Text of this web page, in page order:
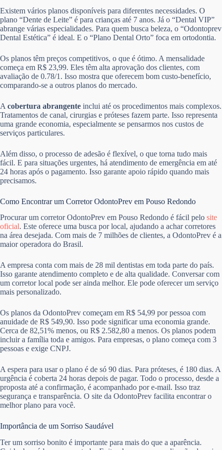
Existem vários planos disponíveis para diferentes necessidades. O
plano “Dente de Leite” é para crianças até 7 anos. Já o “Dental VIP”
abrange várias especialidades. Para quem busca beleza, o “Odontoprev
Dental Estética” é ideal. E o “Plano Dental Orto” foca em ortodontia.
Os planos têm preços competitivos, o que é ótimo. A mensalidade
começa em R$ 23,99. Eles têm alta aprovação dos clientes, com
avaliação de 0.78/1. Isso mostra que oferecem bom custo-benefício,
comparando-se a outros planos do mercado.
A cobertura abrangente inclui até os procedimentos mais complexos.
Tratamentos de canal, cirurgias e próteses fazem parte. Isso representa
uma grande economia, especialmente se pensarmos nos custos de
serviços particulares.
Além disso, o processo de adesão é flexível, o que torna tudo mais
fácil. E para situações urgentes, há atendimento de emergência em até
24 horas após o pagamento. Isso garante apoio rápido quando mais
precisamos.
Como Encontrar um Corretor OdontoPrev em Pouso Redondo
Procurar um corretor OdontoPrev em Pouso Redondo é fácil pelo site
oficial. Este oferece uma busca por local, ajudando a achar corretores
na área desejada. Com mais de 7 milhões de clientes, a OdontoPrev é a
maior operadora do Brasil.
A empresa conta com mais de 28 mil dentistas em toda parte do país.
Isso garante atendimento completo e de alta qualidade. Conversar com
um corretor local pode ser ainda melhor. Ele pode oferecer um serviço
mais personalizado.
Os planos da OdontoPrev começam em R$ 54,99 por pessoa com
anuidade de R$ 549,90. Isso pode significar uma economia grande.
Cerca de 82,51% menos, ou R$ 2.582,80 a menos. Os planos podem
incluir a família toda e amigos. Para empresas, o plano começa com 3
pessoas e exige CNPJ.
A espera para usar o plano é de só 90 dias. Para próteses, é 180 dias. A
urgência é coberta 24 horas depois de pagar. Todo o processo, desde a
proposta até a confirmação, é acompanhado por e-mail. Isso traz
segurança e transparência. O site da OdontoPrev facilita encontrar o
melhor plano para você.
Importância de um Sorriso Saudável
Ter um sorriso bonito é importante para mais do que a aparência.